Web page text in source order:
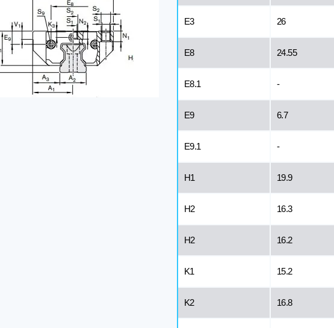
E3 26
E8 24.55
E8.1 -
E9 6.7
E9.1 -
H1 19.9
H2 16.3
H2 16.2
K1 15.2
K2 16.8